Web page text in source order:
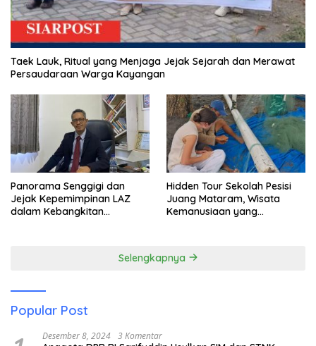
Taek Lauk, Ritual yang Menjaga Jejak Sejarah dan Merawat
Persaudaraan Warga Kayangan
Panorama Senggigi dan
Jejak Kepemimpinan LAZ
dalam Kebangkitan
Hidden Tour Sekolah Pesisi
Juang Mataram, Wisata
Kemanusiaan yang
Selengkapnya
Popular Post
Desember 8, 2024 3 Komentar